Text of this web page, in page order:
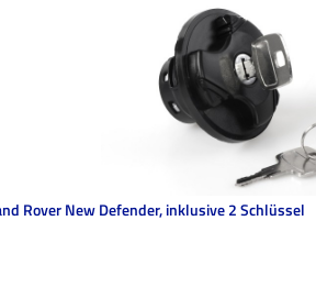
Rover New Defender, inklusive 2 Schlüssel